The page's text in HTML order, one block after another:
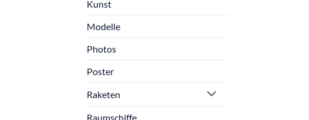
Kunst
Modelle
Photos
Poster
Raketen
Raumschiffe